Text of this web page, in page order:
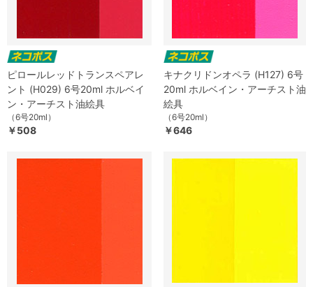
ピロールレッドトランスペアレ
ント (H029) 6号20ml ホルベイ
ン・アーチスト油絵具
（6号20ml）
￥508
キナクリドンオペラ (H127) 6号
20ml ホルベイン・アーチスト油
絵具
（6号20ml）
￥646